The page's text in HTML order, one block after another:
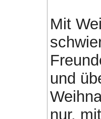
Mit
und
nur,